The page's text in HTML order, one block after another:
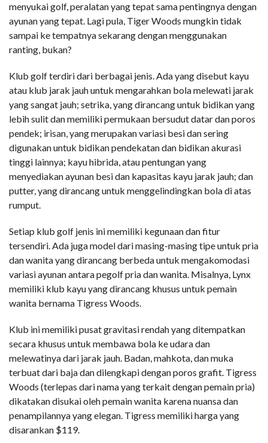
menyukai golf, peralatan yang tepat sama pentingnya dengan
ayunan yang tepat. Lagi pula, Tiger Woods mungkin tidak
sampai ke tempatnya sekarang dengan menggunakan
ranting, bukan?
Klub golf terdiri dari berbagai jenis. Ada yang disebut kayu
atau klub jarak jauh untuk mengarahkan bola melewati jarak
yang sangat jauh; setrika, yang dirancang untuk bidikan yang
lebih sulit dan memiliki permukaan bersudut datar dan poros
pendek; irisan, yang merupakan variasi besi dan sering
digunakan untuk bidikan pendekatan dan bidikan akurasi
tinggi lainnya; kayu hibrida, atau pentungan yang
menyediakan ayunan besi dan kapasitas kayu jarak jauh; dan
putter, yang dirancang untuk menggelindingkan bola di atas
rumput.
Setiap klub golf jenis ini memiliki kegunaan dan fitur
tersendiri. Ada juga model dari masing-masing tipe untuk pria
dan wanita yang dirancang berbeda untuk mengakomodasi
variasi ayunan antara pegolf pria dan wanita. Misalnya, Lynx
memiliki klub kayu yang dirancang khusus untuk pemain
wanita bernama Tigress Woods.
Klub ini memiliki pusat gravitasi rendah yang ditempatkan
secara khusus untuk membawa bola ke udara dan
melewatinya dari jarak jauh. Badan, mahkota, dan muka
terbuat dari baja dan dilengkapi dengan poros grafit. Tigress
Woods (terlepas dari nama yang terkait dengan pemain pria)
dikatakan disukai oleh pemain wanita karena nuansa dan
penampilannya yang elegan. Tigress memiliki harga yang
disarankan $119.